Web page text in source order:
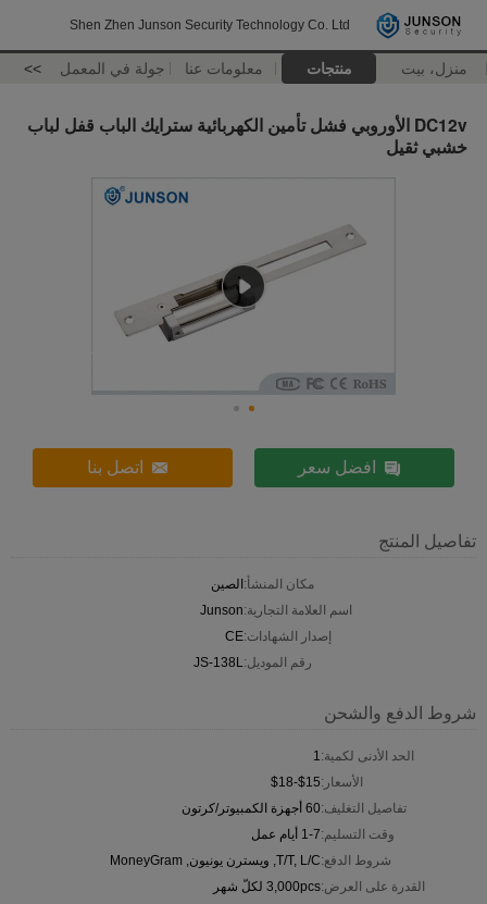
Shen Zhen Junson Security Technology Co. Ltd
منزل، بيت منتجات معلومات عنا جولة في المعمل >>
DC12v الأوروبي فشل تأمين الكهربائية سترايك الباب قفل لباب
خشبي ثقيل
افضل سعر اتصل بنا
تفاصيل المنتج
مكان المنشأ:الصين
اسم العلامة التجارية:Junson
إصدار الشهادات:CE
رقم الموديل:JS-138L
شروط الدفع والشحن
الحد الأدنى لكمية:1
الأسعار:$15-$18
تفاصيل التغليف:60 أجهزة الكمبيوتر/كرتون
وقت التسليم:1-7 أيام عمل
شروط الدفع:T/T, L/C, ويسترن يونيون, MoneyGram
القدرة على العرض:3,000pcs لكلّ شهر